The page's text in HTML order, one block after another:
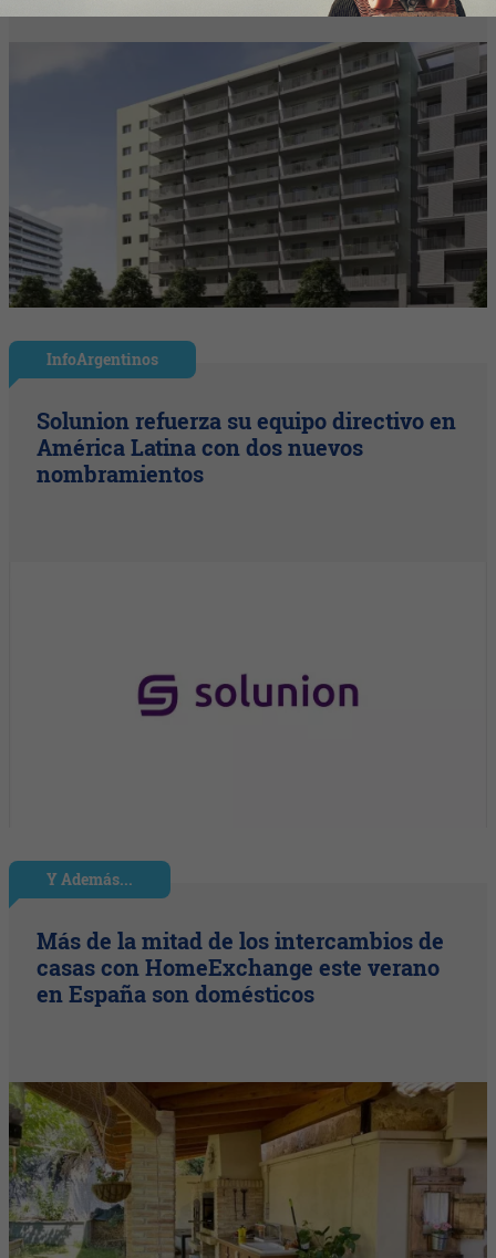
InfoArgentinos
Solunion refuerza su equipo directivo en
América Latina con dos nuevos
nombramientos
Y Además...
Más de la mitad de los intercambios de
casas con HomeExchange este verano
en España son domésticos